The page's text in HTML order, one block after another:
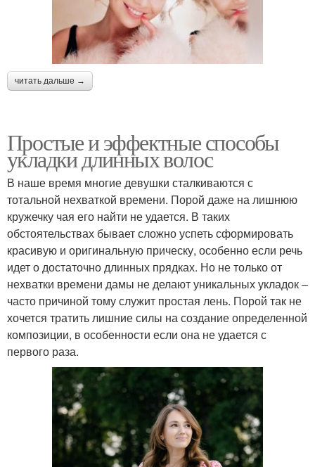
читать дальше →
Простые и эффектные способы
укладки длинных волос
В наше время многие девушки сталкиваются с
тотальной нехваткой времени. Порой даже на лишнюю
кружечку чая его найти не удается. В таких
обстоятельствах бывает сложно успеть сформировать
красивую и оригинальную прическу, особенно если речь
идет о достаточно длинных прядках. Но не только от
нехватки времени дамы не делают уникальных укладок –
часто причиной тому служит простая лень. Порой так не
хочется тратить лишние силы на создание определенной
композиции, в особенности если она не удается с
первого раза.